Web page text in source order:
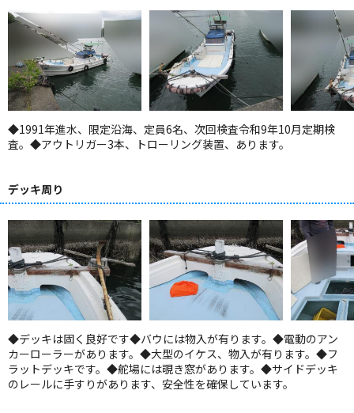
◆1991年進水、限定沿海、定員6名、次回検査令和9年10月定期検
査。◆アウトリガー3本、トローリング装置、あります。
デッキ周り
◆デッキは固く良好です◆バウには物入が有ります。◆電動のアン
カーローラーがあります。◆大型のイケス、物入が有ります。◆フ
ラットデッキです。◆舵場には覗き窓があります。◆サイドデッキ
のレールに手すりがあります、安全性を確保しています。